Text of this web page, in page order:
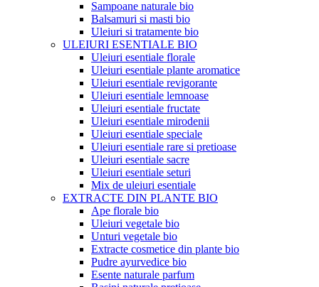
Sampoane naturale bio
Balsamuri si masti bio
Uleiuri si tratamente bio
ULEIURI ESENTIALE BIO
Uleiuri esentiale florale
Uleiuri esentiale plante aromatice
Uleiuri esentiale revigorante
Uleiuri esentiale lemnoase
Uleiuri esentiale fructate
Uleiuri esentiale mirodenii
Uleiuri esentiale speciale
Uleiuri esentiale rare si pretioase
Uleiuri esentiale sacre
Uleiuri esentiale seturi
Mix de uleiuri esentiale
EXTRACTE DIN PLANTE BIO
Ape florale bio
Uleiuri vegetale bio
Unturi vegetale bio
Extracte cosmetice din plante bio
Pudre ayurvedice bio
Esente naturale parfum